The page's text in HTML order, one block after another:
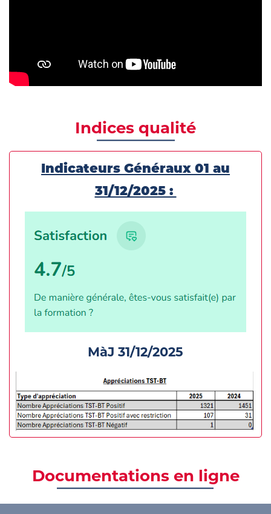
Indices qualité
Indicateurs Généraux 01 au
31/12/2025 :
MàJ 31/12/2025
Documentations en ligne